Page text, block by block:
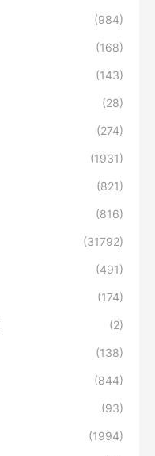
(984)
(168)
(143)
(28)
(274)
(1931)
(821)
(816)
(31792)
(491)
(174)
(2)
(138)
(844)
(93)
(1994)